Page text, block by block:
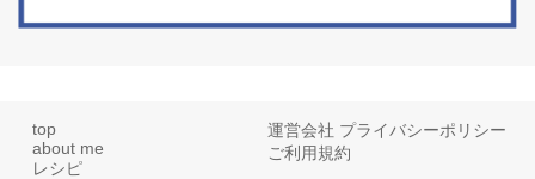
top
about me
レシピ
運営会社 プライバシーポリシー
ご利用規約